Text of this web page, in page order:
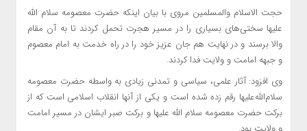
حجت الاسلام والمسلمین مروی با بیان اینکه حضرت معصومه سلام الله
علیها سختی‌های بسیاری را در مسیر هجرت تحمل کردند تا به آن مقام
والا برسند و در نهایت هم جان عزیز خود را در راه خدمت به امام معصوم
و جبهه امامت و ولایت فدا کردند.
وی افزود: آثار علمی، سیاسی و تمدنی زیادی به واسطه حضرت معصومه
سلام‌الله‌علیها رقم زده شده است و یکی از آنها انقلاب اسلامی است که از
برکت حضرت معصومه سلام الله علیها و برکت صبر ایشان در مسیر امامت